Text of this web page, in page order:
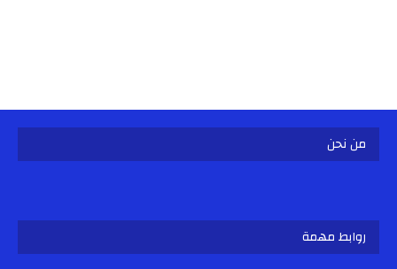
من نحن
روابط مهمة